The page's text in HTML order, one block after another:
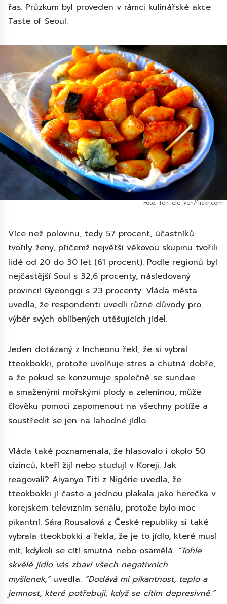
řas. Průzkum byl proveden v rámci kulinářské akce
Taste of Seoul.
Foto: Ten-ele-ven/flickr.com
Více než polovinu, tedy 57 procent, účastníků
tvořily ženy, přičemž největší věkovou skupinu tvořili
lidé od 20 do 30 let (61 procent). Podle regionů byl
nejčastější Soul s 32,6 procenty, následovaný
provincií Gyeonggi s 23 procenty. Vláda města
uvedla, že respondenti uvedli různé důvody pro
výběr svých oblíbených utěšujících jídel.
Jeden dotázaný z Incheonu řekl, že si vybral
tteokbokki, protože uvolňuje stres a chutná dobře,
a že pokud se konzumuje společně se sundae
a smaženými mořskými plody a zeleninou, může
člověku pomoci zapomenout na všechny potíže a
soustředit se jen na lahodné jídlo.
Vláda také poznamenala, že hlasovalo i okolo 50
cizinců, kteří žijí nebo studují v Koreji. Jak
reagovali? Aiyanyo Titi z Nigérie uvedla, že
tteokbokki jí často a jednou plakala jako herečka v
korejském televizním seriálu, protože bylo moc
pikantní. Sára Rousalová z České republiky si také
vybrala tteokbokki a řekla, že je to jídlo, které musí
mít, kdykoli se cítí smutná nebo osamělá. “Tohle
skvělé jídlo vás zbaví všech negativních
myšlenek,” uvedla. “Dodává mi pikantnost, teplo a
jemnost, které potřebuji, když se cítím depresivně.”